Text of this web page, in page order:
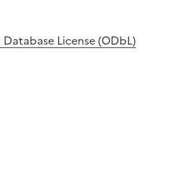
License (ODbL)